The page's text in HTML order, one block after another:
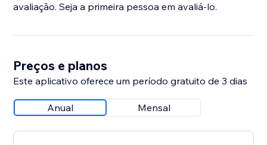
avaliação. Seja a primeira pessoa em avaliá-lo.
Preços e planos
Este aplicativo oferece um período gratuito de 3 dias
Anual Mensal